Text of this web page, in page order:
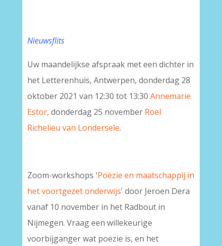
Nieuwsflits
Uw maandelijkse afspraak met een dichter in
het Letterenhuis, Antwerpen, donderdag 28
oktober 2021 van 12:30 tot 13:30 Annemarie
Estor, donderdag 25 november Roel
Richelieu van Londersele.
Zoom-workshops 'Poëzie en maatschappij in
het voortgezet onderwijs' door Jeroen Dera
vanaf 10 november in het Radbout in
Nijmegen. Vraag een willekeurige
voorbijganger wat poëzie is, en het